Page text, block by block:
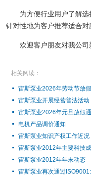
为方便行业用户了解选择
针对性地为客户推荐适合对
欢迎客户朋友对我公司
相关阅读：
宙斯泵业2026年劳动节放
宙斯泵业开展经营普法活动
宙斯泵业2026年元旦放假
电机产品调价通知
宙斯泵业知识产权工作近况
宙斯泵业2012年主要科技
宙斯泵业2012年年末动态
宙斯泵业再次通过